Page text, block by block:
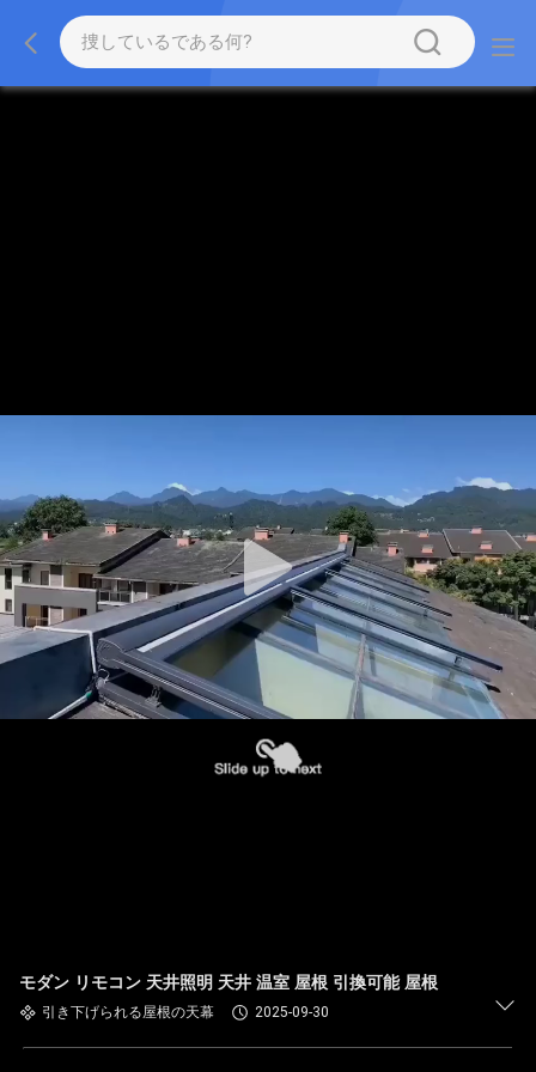
モダン リモコン 天井照明 天井 温室 屋根 引換可能 屋根
引き下げられる屋根の天幕 2025-09-30